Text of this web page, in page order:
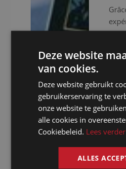
ne
de
haut
Deze website
van cookies.
Deze website gebruikt
gebruikerservaring te
onze website te
alle cookies in
Cookiebeleid. Lees verder
ALLES